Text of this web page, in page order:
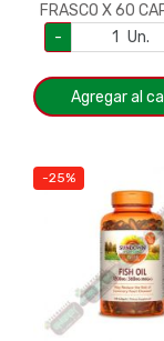
FRASCO X 60
-
Un.
Agregar al
-25%